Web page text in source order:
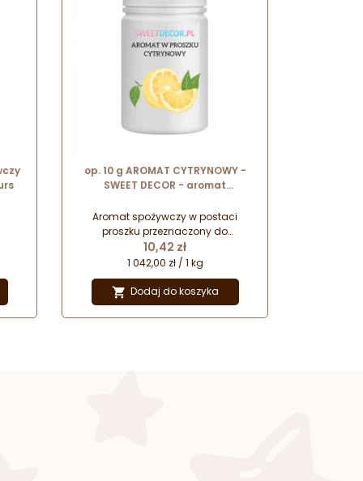
op. 10 g AROMAT CYTRYNOWY -
SWEET DECOR - aromat
smak i zapach
Aromat spożywczy w postaci
proszku przeznaczony do
aromatyzowania oraz nadawania
smaku różnego rodzaju wyrobom
cukierniczym.
Cena
10,42 zł
1 042,00 zł / 1 kg
 Dodaj do koszyka